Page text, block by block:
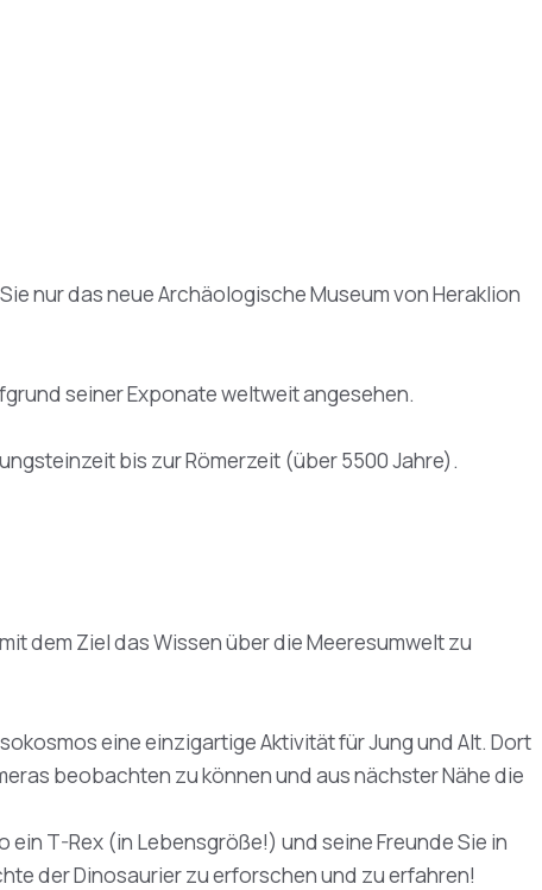
nur das neue Archäologische Museum von Heraklion
seiner Exponate weltweit angesehen.
bis zur Römerzeit (über 5500 Jahre).
dem Ziel das Wissen über die Meeresumwelt zu
eine einzigartige Aktivität für Jung und Alt. Dort
beobachten zu können und aus nächster Nähe die
T-Rex (in Lebensgröße!) und seine Freunde Sie in
der Dinosaurier zu erforschen und zu erfahren!